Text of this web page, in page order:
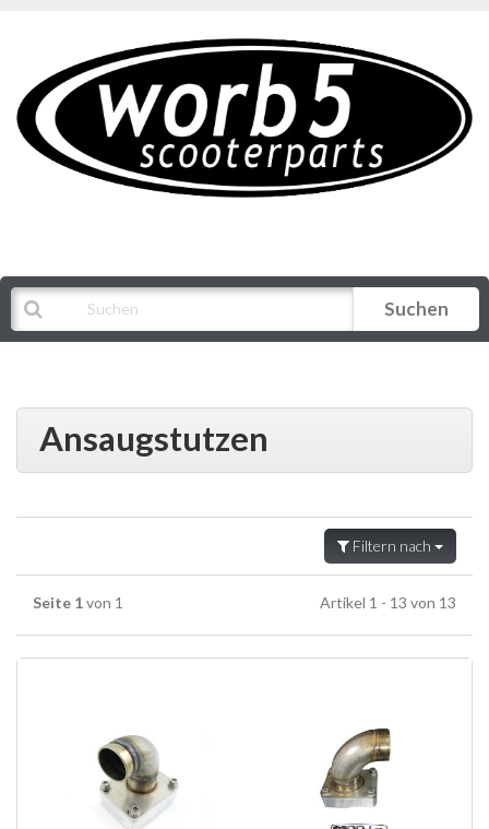
Suchen
Ansaugstutzen
Filtern nach
Seite 1von 1 Artikel 1 - 13 von 13